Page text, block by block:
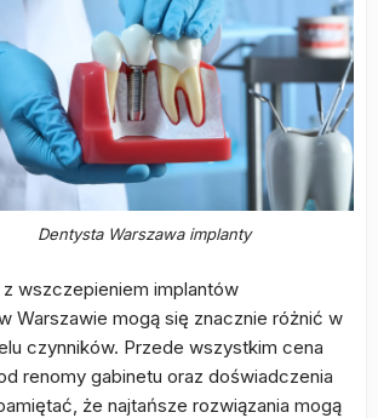
Dentysta Warszawa implanty
wszczepieniem implantów
Warszawie mogą się znacznie różnić w
czynników. Przede wszystkim cena
renomy gabinetu oraz doświadczenia
że najtańsze rozwiązania mogą